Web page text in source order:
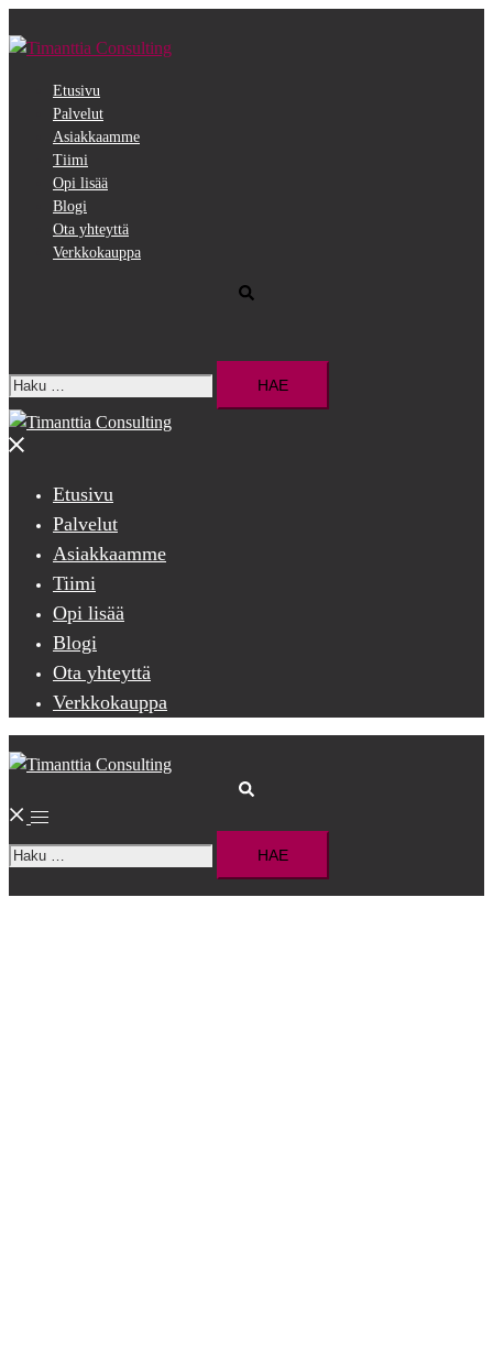
pääsisältöön
Etusivu
Palvelut
Asiakkaamme
Tiimi
Opi lisää
Blogi
Ota yhteyttä
Verkkokauppa
Haku:
Close
Etusivu
Palvelut
Asiakkaamme
Tiimi
Opi lisää
Blogi
Ota yhteyttä
Verkkokauppa
Toggle
menu
Haku: